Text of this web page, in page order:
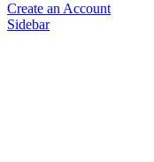
Create an Account
Sidebar